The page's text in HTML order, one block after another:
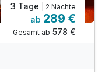
3 Tage | 2 Nächte
ab 289 €
Gesamt ab 578 €